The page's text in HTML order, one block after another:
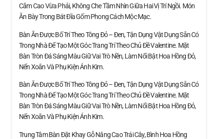
Cắm Cao Vừa Phải, Không Che Tầm Nhìn Giữa Hai Vị Trí Ngồi. Món
Ăn Bày Trong Bát Đĩa Gốm Phong Cách Mộc Mạc.
Bàn Ăn Được Bố Trí Theo Tông Đỏ – Đen, Tận Dụng Vật Dụng Sẵn Có
Trong Nhà Để Tạo Một Góc Trang Trí Theo Chủ Đề Valentine. Mặt
Bàn Tròn Đá Sáng Màu Giữ Vai Trò Nền, Làm Nổi Bật Hoa Hồng Đỏ,
Nến Xoắn Và Phụ Kiện Ánh Kim.
Bàn Ăn Được Bố Trí Theo Tông Đỏ – Đen, Tận Dụng Vật Dụng Sẵn Có
Trong Nhà Để Tạo Một Góc Trang Trí Theo Chủ Đề Valentine. Mặt
Bàn Tròn Đá Sáng Màu Giữ Vai Trò Nền, Làm Nổi Bật Hoa Hồng Đỏ,
Nến Xoắn Và Phụ Kiện Ánh Kim.
Trung Tâm Bàn Đặt Khay Gỗ Nâng Cao Trái Cây, Bình Hoa Hồng